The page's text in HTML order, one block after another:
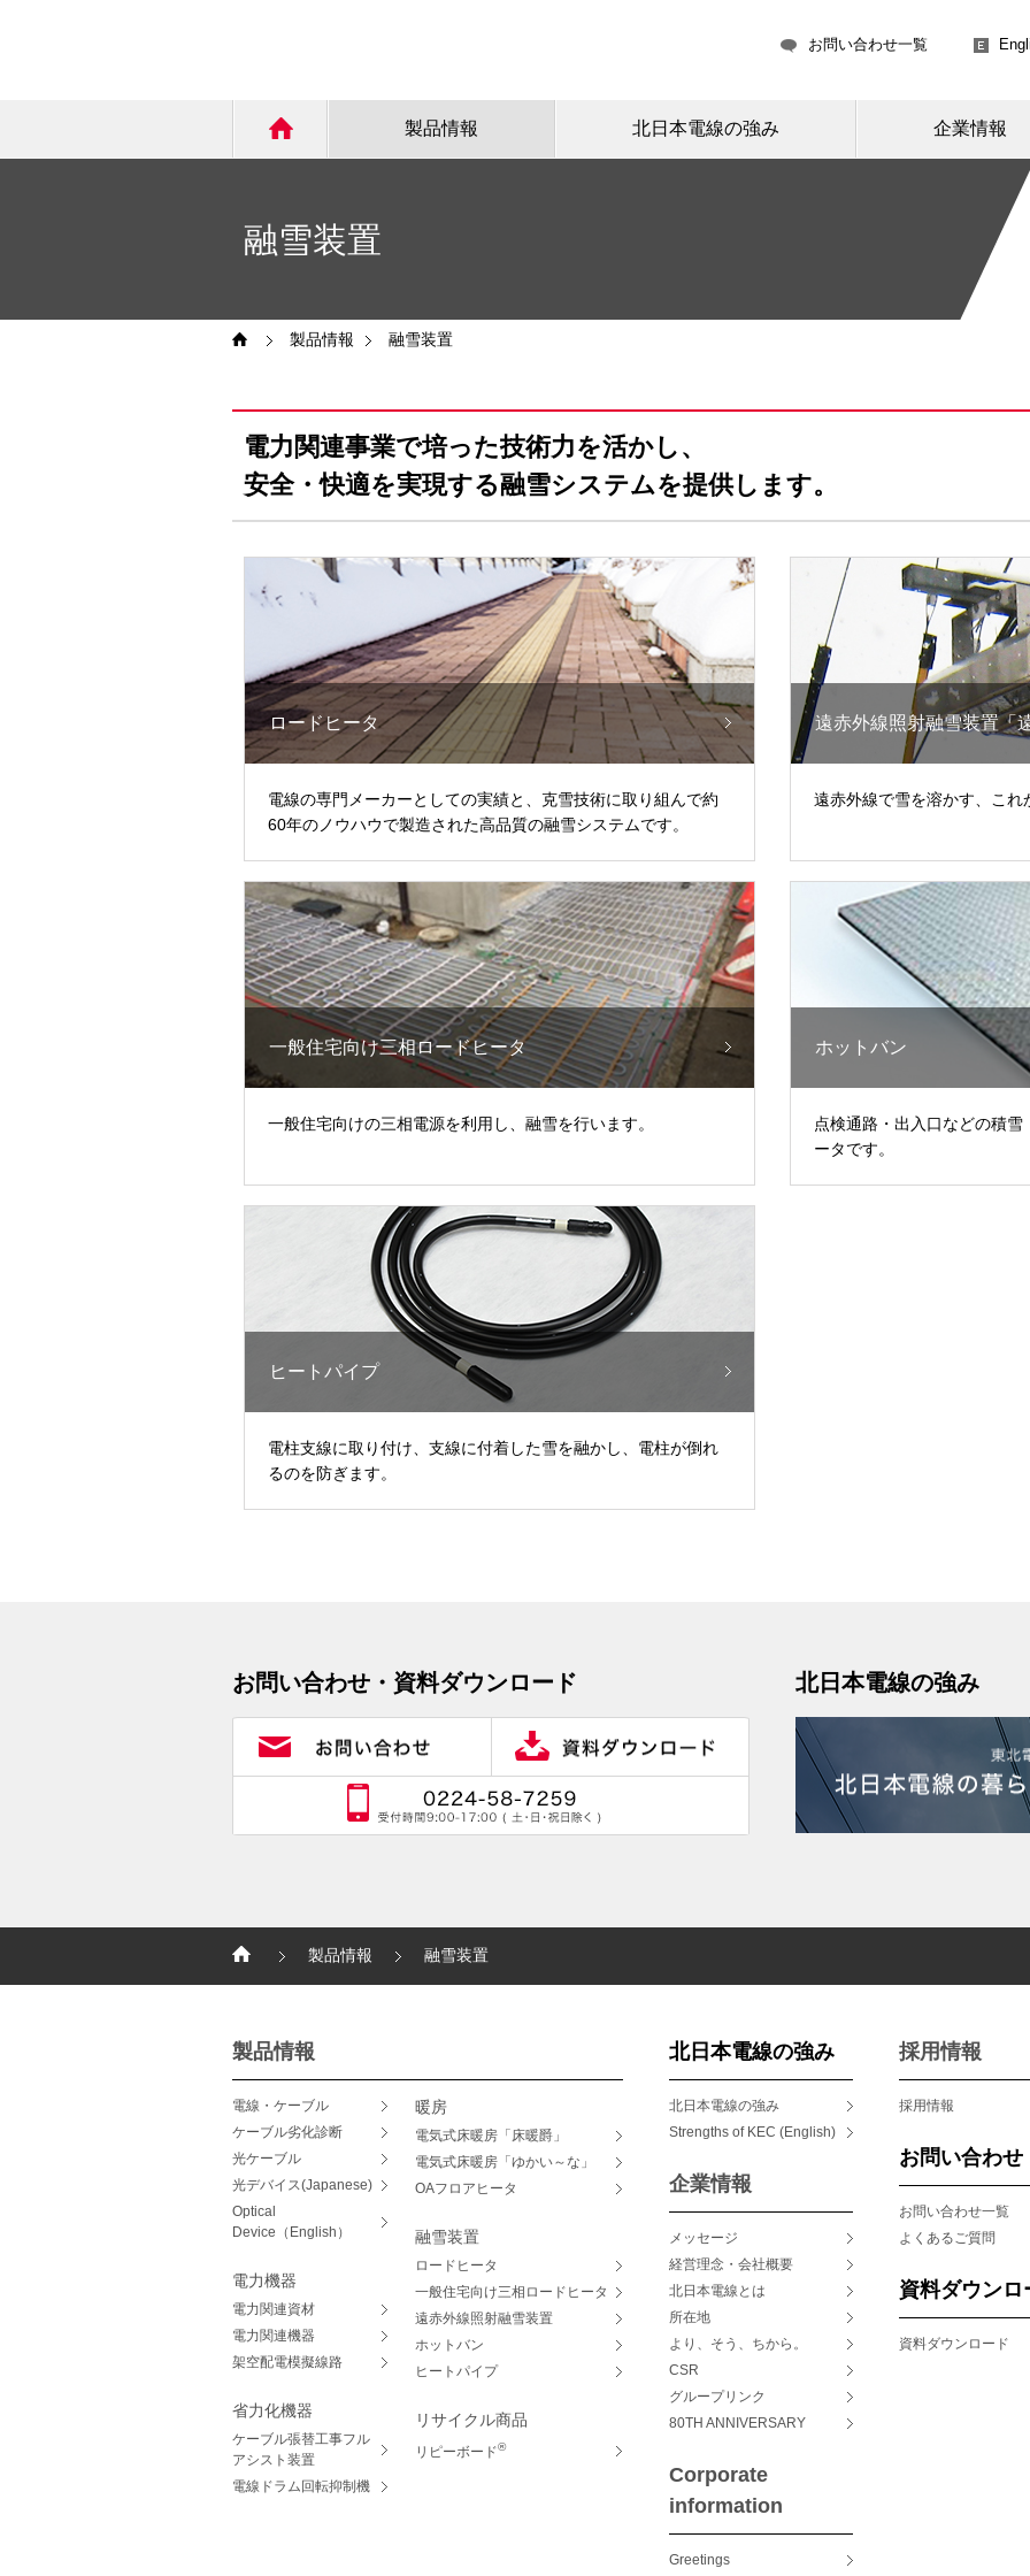
お問い合わせ一覧
製品情報 北日本電線の強み 企業情報
融雪装置
製品情報 融雪装置
電力関連事業で培った技術力を活かし、
安全・快適を実現する融雪システムを提供します。
ロードヒータ
電線の専門メーカーとしての実績と、克雪技術に取り組んで約
60年のノウハウで製造された高品質の融雪システムです。
遠赤外線照射融雪装置「
遠赤外線で雪を溶かす、こ
一般住宅向け三相ロードヒータ
一般住宅向けの三相電源を利用し、融雪を行います。
ホットバン
点検通路・出入口などの積
ータです。
ヒートパイプ
電柱支線に取り付け、支線に付着した雪を融かし、電柱が倒れ
るのを防ぎます。
お問い合わせ・資料ダウンロード 北日本電線の強み
製品情報 融雪装置
製品情報
電線・ケーブル
ケーブル劣化診断
光ケーブル
光デバイス(Japanese)
Optical
Device（English）
電力機器
電力関連資材
電力関連機器
架空配電模擬線路
省力化機器
ケーブル張替工事フル
アシスト装置
電線ドラム回転抑制機
暖房
電気式床暖房「床暖爵」
電気式床暖房「ゆかい～な」
OAフロアヒータ
融雪装置
ロードヒータ
一般住宅向け三相ロードヒータ
遠赤外線照射融雪装置
ホットバン
ヒートパイプ
リサイクル商品
リピーボード®
北日本電線の強み
北日本電線の強み
Strengths of KEC (English)
企業情報
メッセージ
経営理念・会社概要
北日本電線とは
所在地
より、そう、ちから。
CSR
グループリンク
80TH ANNIVERSARY
Corporate
information
Greetings
採用情報
採用情報
お問い合わせ
お問い合わせ一覧
よくあるご質問
資料ダウンロ
資料ダウンロード